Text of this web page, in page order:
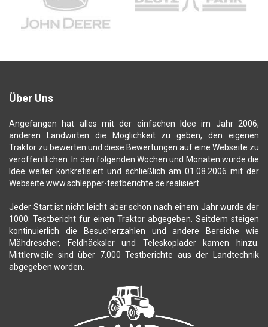
Über Uns
Angefangen hat alles mit der einfachen Idee im Jahr 2006,
anderen Landwirten die Möglichkeit zu geben, den eigenen
Traktor zu bewerten und diese Bewertungen auf eine Webseite zu
veröffentlichen. In den folgenden Wochen und Monaten wurde die
Idee weiter konkretisiert und schließlich am 01.08.2006 mit der
Webseite www.schlepper-testberichte.de realisiert.
Jeder Start ist nicht leicht aber schon nach einem Jahr wurde der
1000. Testbericht für einen Traktor abgegeben. Seitdem steigen
kontinuierlich die Besucherzahlen und andere Bereiche wie
Mähdrescher, Feldhäcksler und Teleskoplader kamen hinzu.
Mittlerweile sind über 7.000 Testberichte aus der Landtechnik
abgegeben worden.